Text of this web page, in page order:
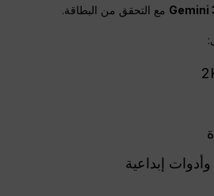
مع التحقق من البطاقة.
إبداعية